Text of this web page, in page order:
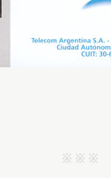
j j j